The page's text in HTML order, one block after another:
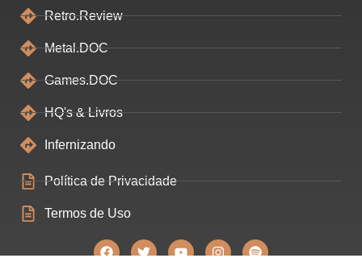
Retro.Review
Metal.DOC
Games.DOC
HQ's & Livros
Infernizando
Política de Privacidade
Termos de Uso